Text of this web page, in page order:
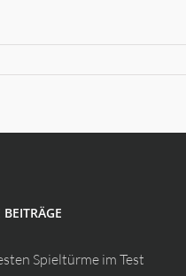
BEITRÄGE
Spieltürme im Test